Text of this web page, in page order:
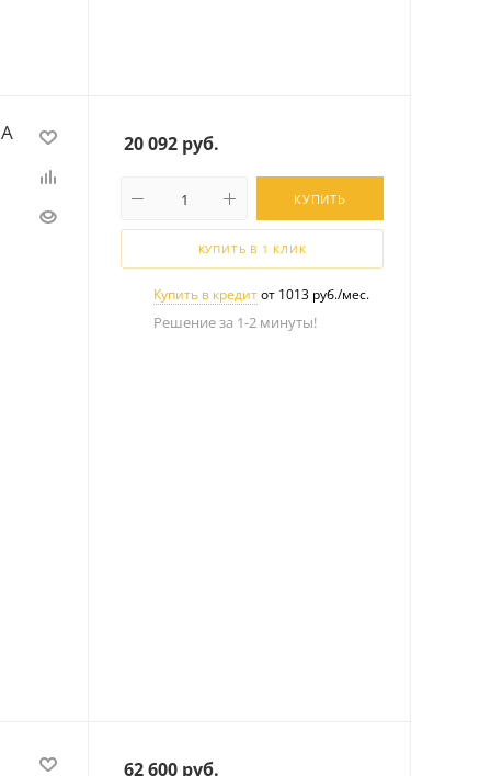
20 092 руб.
КУПИТЬ
КУПИТЬ В 1 КЛИК
Купить в кредитот 1013 руб./мес.
Решение за 1-2 минуты!
62 600 руб.